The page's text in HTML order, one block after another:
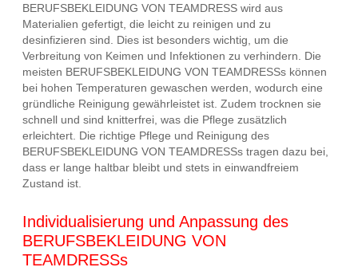
BERUFSBEKLEIDUNG VON TEAMDRESS wird aus
Materialien gefertigt, die leicht zu reinigen und zu
desinfizieren sind. Dies ist besonders wichtig, um die
Verbreitung von Keimen und Infektionen zu verhindern. Die
meisten BERUFSBEKLEIDUNG VON TEAMDRESSs können
bei hohen Temperaturen gewaschen werden, wodurch eine
gründliche Reinigung gewährleistet ist. Zudem trocknen sie
schnell und sind knitterfrei, was die Pflege zusätzlich
erleichtert. Die richtige Pflege und Reinigung des
BERUFSBEKLEIDUNG VON TEAMDRESSs tragen dazu bei,
dass er lange haltbar bleibt und stets in einwandfreiem
Zustand ist.
Individualisierung und Anpassung des
BERUFSBEKLEIDUNG VON
TEAMDRESSs